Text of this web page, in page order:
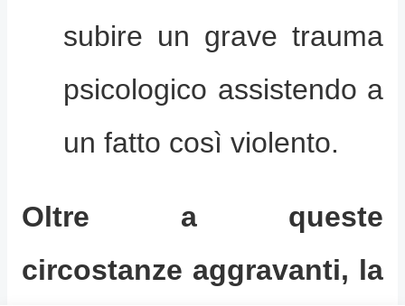
subire un grave trauma
psicologico assistendo a
un fatto così violento.
Oltre a queste
circostanze aggravanti, la